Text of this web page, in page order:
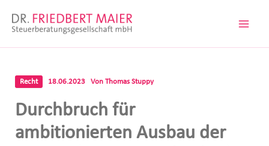
Inhalt
Recht 18.06.2023 Von Thomas Stuppy
Durchbruch für
ambitionierten Ausbau der